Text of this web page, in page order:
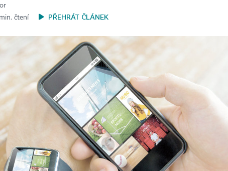
čtení
PŘEHRÁT ČLÁNEK